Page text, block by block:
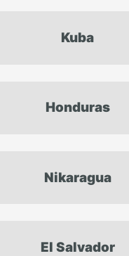
Kuba
Honduras
Nikaragua
El Salvador